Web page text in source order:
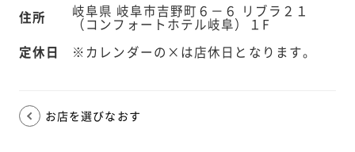
住所 岐阜県 岐阜市吉野町６－６ リブラ２１
（コンフォートホテル岐阜）１F
定休日
※カレンダーの×は店休日となります。
お店を選びなおす